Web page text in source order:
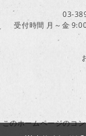
03-
受付時間 月～金
このホームページのコ